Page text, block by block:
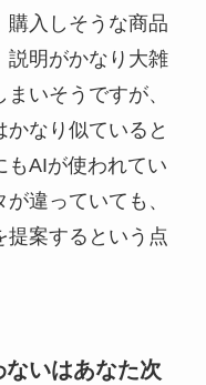
購入しそうな商品
説明がかなり大雑
いそうですが、
なり似ていると
もAIが使われてい
違っていても、
提案するという点
いはあなた次